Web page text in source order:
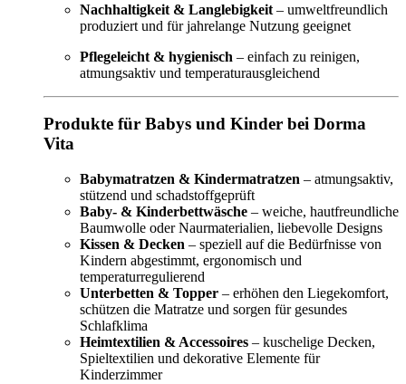
Nachhaltigkeit & Langlebigkeit – umweltfreundlich
produziert und für jahrelange Nutzung geeignet
Pflegeleicht & hygienisch – einfach zu reinigen,
atmungsaktiv und temperaturausgleichend
Produkte für Babys und Kinder bei Dorma
Vita
Babymatratzen & Kindermatratzen – atmungsaktiv,
stützend und schadstoffgeprüft
Baby- & Kinderbettwäsche – weiche, hautfreundliche
Baumwolle oder Naurmaterialien, liebevolle Designs
Kissen & Decken – speziell auf die Bedürfnisse von
Kindern abgestimmt, ergonomisch und
temperaturregulierend
Unterbetten & Topper – erhöhen den Liegekomfort,
schützen die Matratze und sorgen für gesundes
Schlafklima
Heimtextilien & Accessoires – kuschelige Decken,
Spieltextilien und dekorative Elemente für
Kinderzimmer